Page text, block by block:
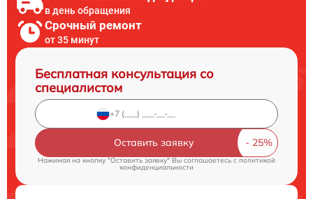
в день обращения
Срочный ремонт
от 35 минут
Бесплатная консультация со
специалистом
Оставить заявку
Нажимая на кнопку "Оставить заявку" Вы соглашаетесь cполитикой
конфиденциальности